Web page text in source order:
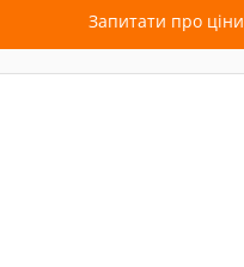
Запитати про ціни